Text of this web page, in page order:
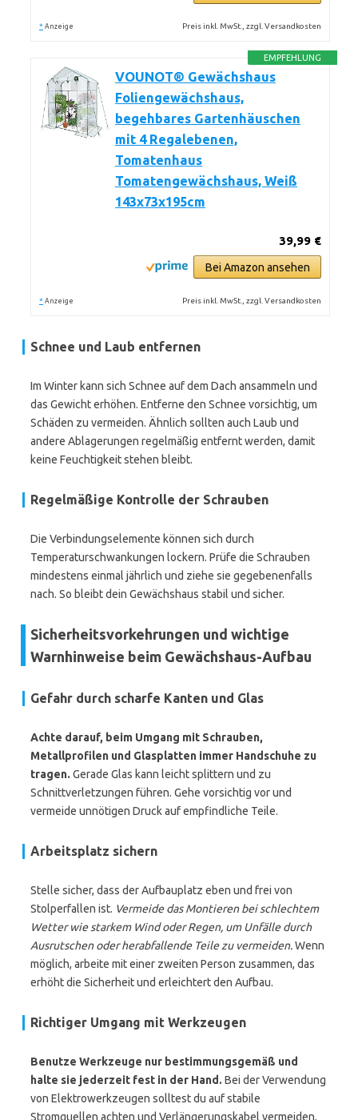
* Anzeige Preis inkl. MwSt., zzgl. Versandkosten
EMPFEHLUNG
VOUNOT® Gewächshaus
Foliengewächshaus,
begehbares Gartenhäuschen
mit 4 Regalebenen,
Tomatenhaus
Tomatengewächshaus, Weiß
143x73x195cm
39,99 €
Bei Amazon ansehen
* Anzeige Preis inkl. MwSt., zzgl. Versandkosten
Schnee und Laub entfernen
Im Winter kann sich Schnee auf dem Dach ansammeln und
das Gewicht erhöhen. Entferne den Schnee vorsichtig, um
Schäden zu vermeiden. Ähnlich sollten auch Laub und
andere Ablagerungen regelmäßig entfernt werden, damit
keine Feuchtigkeit stehen bleibt.
Regelmäßige Kontrolle der Schrauben
Die Verbindungselemente können sich durch
Temperaturschwankungen lockern. Prüfe die Schrauben
mindestens einmal jährlich und ziehe sie gegebenenfalls
nach. So bleibt dein Gewächshaus stabil und sicher.
Sicherheitsvorkehrungen und wichtige
Warnhinweise beim Gewächshaus-Aufbau
Gefahr durch scharfe Kanten und Glas
Achte darauf, beim Umgang mit Schrauben,
Metallprofilen und Glasplatten immer Handschuhe zu
tragen. Gerade Glas kann leicht splittern und zu
Schnittverletzungen führen. Gehe vorsichtig vor und
vermeide unnötigen Druck auf empfindliche Teile.
Arbeitsplatz sichern
Stelle sicher, dass der Aufbauplatz eben und frei von
Stolperfallen ist. Vermeide das Montieren bei schlechtem
Wetter wie starkem Wind oder Regen, um Unfälle durch
Ausrutschen oder herabfallende Teile zu vermeiden.Wenn
möglich, arbeite mit einer zweiten Person zusammen, das
erhöht die Sicherheit und erleichtert den Aufbau.
Richtiger Umgang mit Werkzeugen
Benutze Werkzeuge nur bestimmungsgemäß und
halte sie jederzeit fest in der Hand. Bei der Verwendung
von Elektrowerkzeugen solltest du auf stabile
Stromquellen achten und Verlängerungskabel vermeiden,